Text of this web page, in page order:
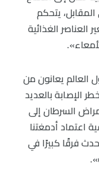
يتحكم
العناصر الغذائية
العالم يعانون من
الإصابة بالعديد
السرطان إلى
اعتماد أدمغتنا
فرقًا كبيرًا في